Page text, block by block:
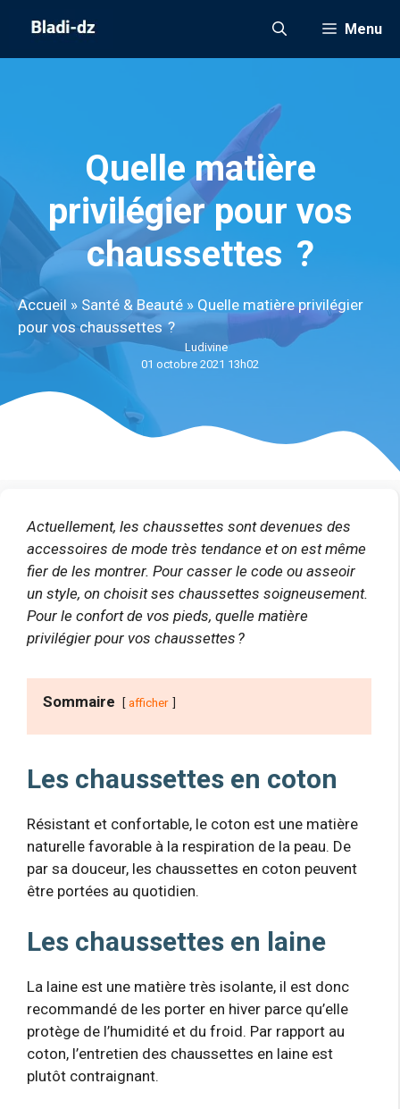
contenu
Menu
Quelle matière
privilégier pour vos
chaussettes ?
Accueil » Santé & Beauté » Quelle matière privilégier
pour vos chaussettes ?
Ludivine
01 octobre 2021 13h02
Actuellement, les chaussettes sont devenues des
accessoires de mode très tendance et on est même
fier de les montrer. Pour casser le code ou asseoir
un style, on choisit ses chaussettes soigneusement.
Pour le confort de vos pieds, quelle matière
privilégier pour vos chaussettes ?
Sommaire afficher
Les chaussettes en coton
Résistant et confortable, le coton est une matière
naturelle favorable à la respiration de la peau. De
par sa douceur, les chaussettes en coton peuvent
être portées au quotidien.
Les chaussettes en laine
La laine est une matière très isolante, il est donc
recommandé de les porter en hiver parce qu’elle
protège de l’humidité et du froid. Par rapport au
coton, l’entretien des chaussettes en laine est
plutôt contraignant.